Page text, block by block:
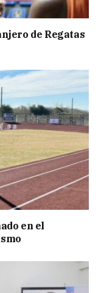
de Regatas
en el